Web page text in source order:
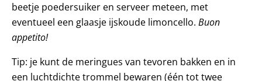
beetje poedersuiker en serveer meteen, met
eventueel een glaasje ijskoude limoncello. Buon
appetito!
Tip: je kunt de meringues van tevoren bakken en in
een luchtdichte trommel bewaren (één tot twee